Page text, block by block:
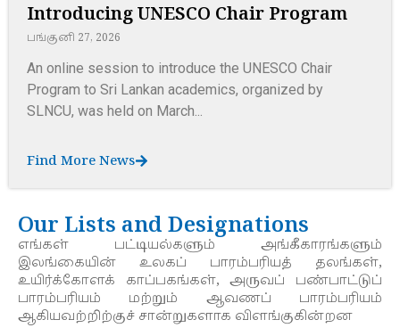
Introducing UNESCO Chair Program
பங்குனி 27, 2026
An online session to introduce the UNESCO Chair
Program to Sri Lankan academics, organized by
SLNCU, was held on March...
Find More News
Our Lists and Designations
எங்கள் பட்டியல்களும் அங்கீகாரங்களும்
இலங்கையின் உலகப் பாரம்பரியத் தலங்கள்,
உயிர்க்கோளக் காப்பகங்கள், அருவப் பண்பாட்டுப்
பாரம்பரியம் மற்றும் ஆவணப் பாரம்பரியம்
ஆகியவற்றிற்குச் சான்றுகளாக விளங்குகின்றன